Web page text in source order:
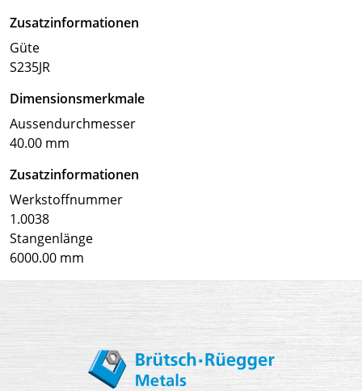
Zusatzinformationen
Güte
S235JR
Dimensionsmerkmale
Aussendurchmesser
40.00 mm
Zusatzinformationen
Werkstoffnummer
1.0038
Stangenlänge
6000.00 mm